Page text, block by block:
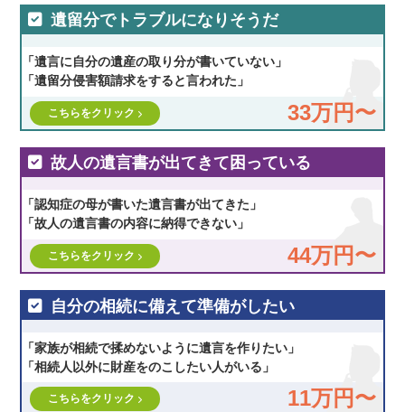
遺留分でトラブルになりそうだ
「遺言に自分の遺産の取り分が書いていない」
「遺留分侵害額請求をすると言われた」
33万円〜
こちらをクリック
故人の遺言書が出てきて困っている
「認知症の母が書いた遺言書が出てきた」
「故人の遺言書の内容に納得できない」
44万円〜
こちらをクリック
自分の相続に備えて準備がしたい
「家族が相続で揉めないように遺言を作りたい」
「相続人以外に財産をのこしたい人がいる」
11万円〜
こちらをクリック